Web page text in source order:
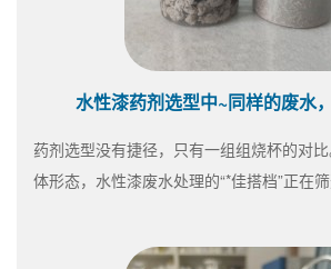
水性漆药剂选型中~同样的废水
药剂选型没有捷径，只有一组组烧杯的对
体形态，水性漆废水处理的“*佳搭档”正在筛